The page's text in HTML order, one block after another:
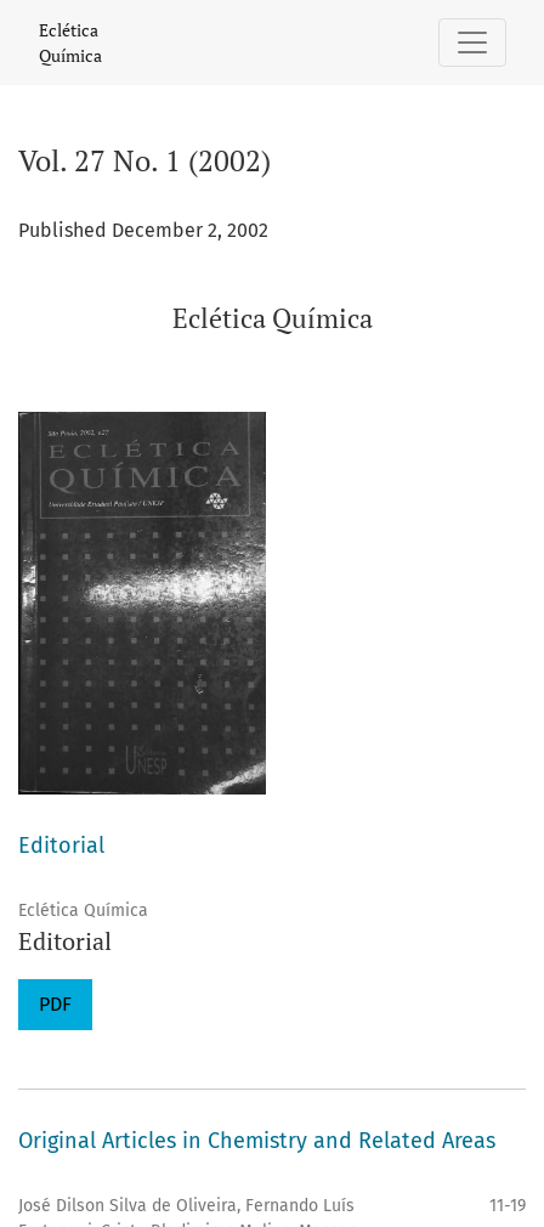
Eclética
Química
Vol. 27 No. 1 (2002)
Published December 2, 2002
Eclética Química
Editorial
Eclética Química
Editorial
PDF
Original Articles in Chemistry and Related Areas
José Dilson Silva de Oliveira, Fernando Luís
11-19